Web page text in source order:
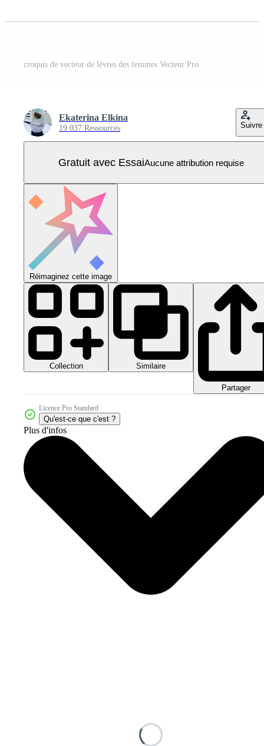
croquis de vecteur de lèvres des femmes Vecteur Pro
Ekaterina Elkina
19 037 Ressources Suivre
Gratuit avec EssaiAucune attribution requise
Réimaginez cette image
Collection Similaire
Partager
Licence Pro Standard
Qu'est-ce que c'est ?
Plus d'infos